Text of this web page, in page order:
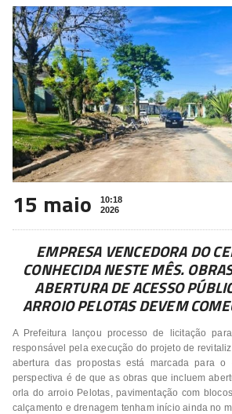
15 maio
10:18
2026
EMPRESA VENCEDORA DO
CONHECIDA NESTE MÊS.
ABERTURA DE ACESSO
ARROIO PELOTAS DEVEM
A Prefeitura lançou processo de licitação
responsável pela execução do projeto de
abertura das propostas está marcada para
perspectiva é de que as obras que incluem
orla do arroio Pelotas, pavimentação com
calçamento e drenagem tenham início ainda no